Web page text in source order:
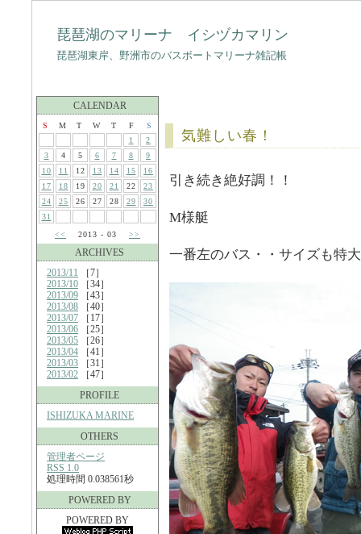
琵琶湖のマリーナ イシヅカマリン
琵琶湖東岸、野洲市のバスボートマリーナ雑記帳
CALENDAR
S M T W T F
S
1
2
3
4 5 6 7 8
9
10
11 12 13 14 15
16
17
18 19 20 21 22
23
24
25 26 27 28 29
30
31
<<
2013 - 03 >>
ARCHIVES
2013/11 ［7］
2013/10 ［34］
2013/09 ［43］
2013/08 ［40］
2013/07 ［17］
2013/06 ［25］
2013/05 ［26］
2013/04 ［41］
2013/03 ［31］
2013/02 ［47］
PROFILE
ISHIZUKA MARINE
OTHERS
管理者ページ
RSS 1.0
処理時間 0.038561秒
POWERED BY
POWERED BY
気難しい春！
引き続き絶好調！！
M様艇
一番左のバス・・サイズも特